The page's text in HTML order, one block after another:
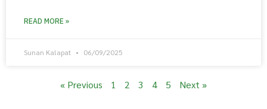
READ MORE »
Sunan Kalapat 06/09/2025
« Previous 1 2 3 4 5 Next »